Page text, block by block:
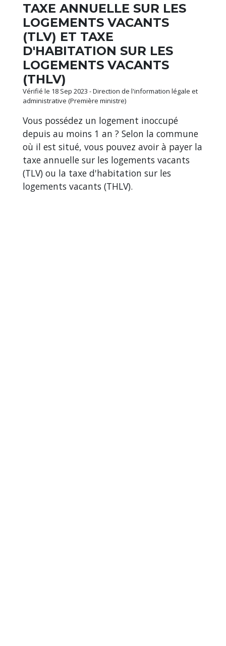
TAXE ANNUELLE SUR LES
LOGEMENTS VACANTS
(TLV) ET TAXE
D'HABITATION SUR LES
LOGEMENTS VACANTS
(THLV)
Vérifié le 18 Sep 2023 - Direction de l'information légale et
administrative (Première ministre)
Vous possédez un logement inoccupé
depuis au moins 1 an ? Selon la commune
où il est situé, vous pouvez avoir à payer la
taxe annuelle sur les logements vacants
(TLV) ou la taxe d'habitation sur les
logements vacants (THLV).